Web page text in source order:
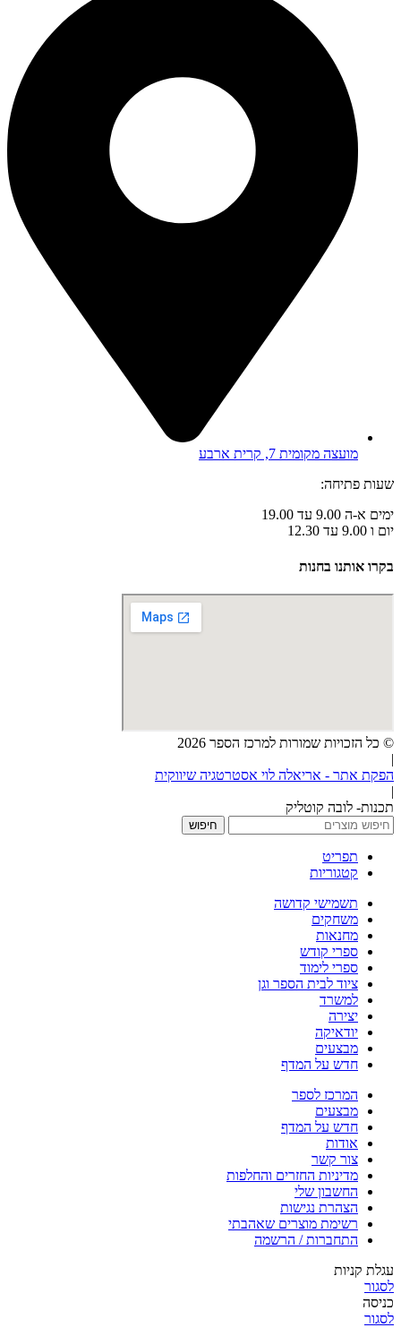
מועצה מקומית 7, קרית ארבע
שעות פתיחה:
ימים א-ה 9.00 עד 19.00
יום ו 9.00 עד 12.30
בקרו אותנו בחנות
© כל הזכויות שמורות למרכז הספר 2026
|
הפקת אתר - אריאלה לוי אסטרטגיה שיווקית
|
תכנות- לובה קוטליק
חיפוש
תפריט
קטגוריות
תשמישי קדושה
משחקים
מחנאות
ספרי קודש
ספרי לימוד
ציוד לבית הספר וגן
למשרד
יצירה
יודאיקה
מבצעים
חדש על המדף
המרכז לספר
מבצעים
חדש על המדף
אודות
צור קשר
מדיניות החזרים והחלפות
החשבון שלי
הצהרת נגישות
רשימת מוצרים שאהבתי
התחברות / הרשמה
עגלת קניות
לסגור
כניסה
לסגור